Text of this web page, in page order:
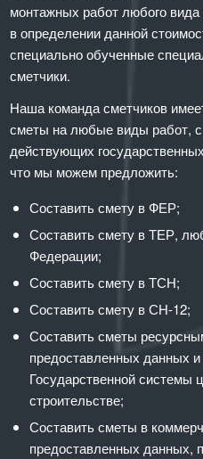
монтажных работ любого
в определении данной
специально обученные
сметчики.
Наша команда сметчиков
сметы на любые виды работ,
действующих
что мы можем предложить:
Составить смету в ФЕР;
Составить смету в ТЕР,
Федерации;
Составить смету в ТСН;
Составить смету в СН-12;
Составить сметы
предоставленных данных
Государственной системы
строительстве;
Составить сметы в
предоставленных данных,